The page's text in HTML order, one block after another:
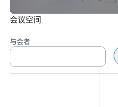
会议空间
与会者